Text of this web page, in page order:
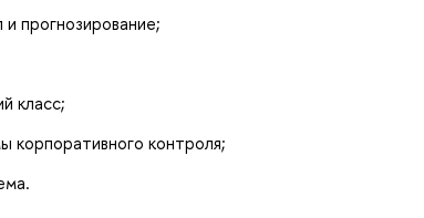
прогнозирование;
класс;
корпоративного контроля;